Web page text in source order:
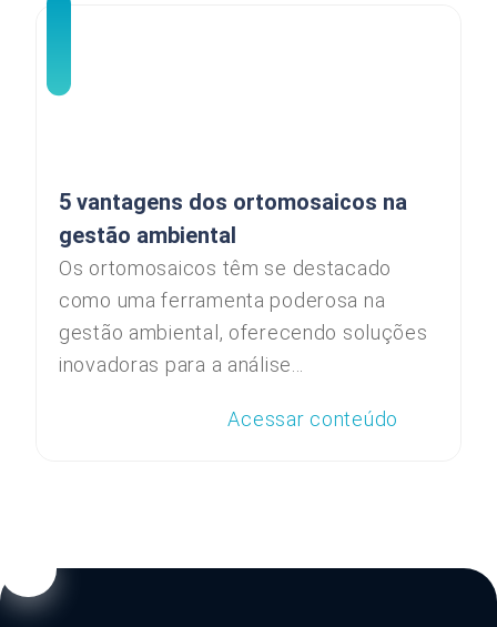
5 vantagens dos ortomosaicos na
gestão ambiental
Os ortomosaicos têm se destacado
como uma ferramenta poderosa na
gestão ambiental, oferecendo soluções
inovadoras para a análise...
Acessar conteúdo